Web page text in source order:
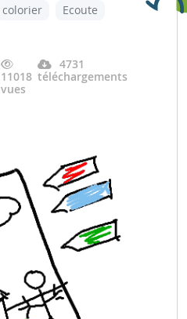
colorier
Ecoute
11018
vues
4731
téléchargements